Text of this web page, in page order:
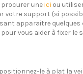
procurer uneici ou
support (si
apparaitre
vous aider à fixer
le à plat la